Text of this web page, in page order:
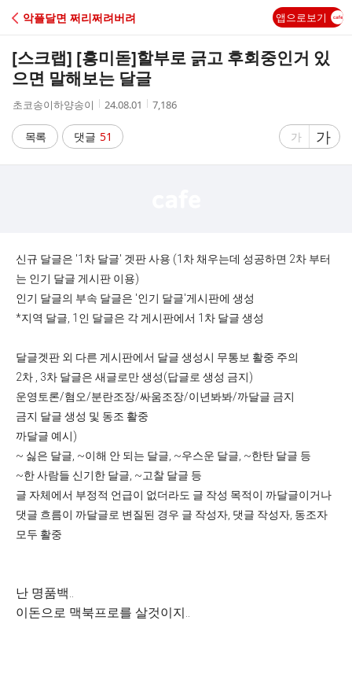
C
A
악플달면 쩌리쩌려버려 앱으로보기
[스크랩] [흥미돋]할부로 긁고 후회중인거 있
으면 말해보는 달글
작
자
초코송이하양송이
작
시
간
24.08.01
조
7,186
목록 댓글 51
글
게
가
글
자
게
가
신규 달글은 '1차 달글' 겟판 사용 (1차 채우는데 성공하면 2차 부터
는 인기 달글 게시판 이용)
인기 달글의 부속 달글은 '인기 달글'게시판에 생성
*지역 달글, 1인 달글은 각 게시판에서 1차 달글 생성
달글겟판 외 다른 게시판에서 달글 생성시 무통보 활중 주의
2차 , 3차 달글은 새글로만 생성(답글로 생성 금지)
운영토론/혐오/분란조장/싸움조장/이년봐봐/까달글 금지
금지 달글 생성 및 동조 활중
까달글 예시)
~ 싫은 달글, ~이해 안 되는 달글, ~우스운 달글, ~한탄 달글 등
~한 사람들 신기한 달글, ~고찰 달글 등
글 자체에서 부정적 언급이 없더라도 글 작성 목적이 까달글이거나
댓글 흐름이 까달글로 변질된 경우 글 작성자, 댓글 작성자, 동조자
모두 활중
난 명품백..
이돈으로 맥북프로를 살것이지..